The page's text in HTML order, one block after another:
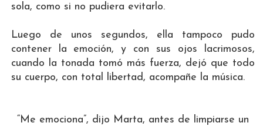
sola, como si no pudiera evitarlo.
Luego de unos segundos, ella tampoco pudo
contener la emoción, y con sus ojos lacrimosos,
cuando la tonada tomó más fuerza, dejó que todo
su cuerpo, con total libertad, acompañe la música.
“Me emociona”, dijo Marta, antes de limpiarse un